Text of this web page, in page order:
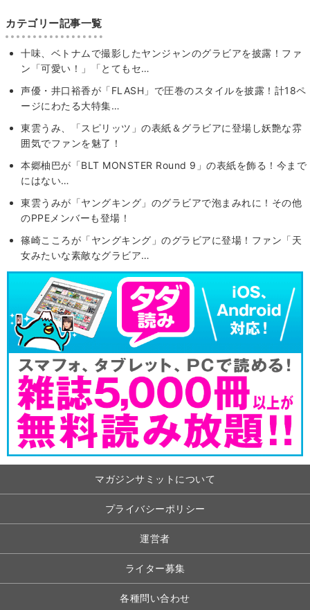
カテゴリー記事一覧
十味、ベトナムで撮影したヤンジャンのグラビアを披露！ファ
ン「可愛い！」「とてもセ…
声優・井口裕香が「FLASH」で圧巻のスタイルを披露！計18ペ
ージにわたる大特集…
東雲うみ、「スピリッツ」の表紙＆グラビアに登場し妖艶な雰
囲気でファンを魅了！
本郷柚巴が「BLT MONSTER Round 9」の表紙を飾る！今まで
にはない…
東雲うみが「ヤングキング」のグラビアで泡まみれに！その他
のPPEメンバーも登場！
篠崎こころが「ヤングキング」のグラビアに登場！ファン「天
女みたいな素敵なグラビア…
マガジンサミットについて
プライバシーポリシー
運営者
ライター募集
各種問い合わせ